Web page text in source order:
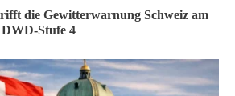
die Gewitterwarnung Schweiz am
Stufe 4